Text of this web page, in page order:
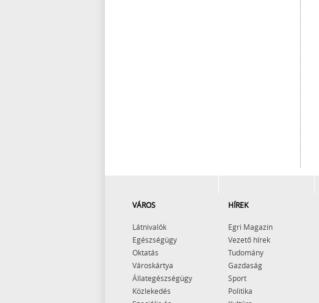
VÁROS
Látnivalók
Egészségügy
Oktatás
Városkártya
Állategészségügy
Közlekedés
HÍREK
Egri Magazin
Vezető hírek
Tudomány
Gazdaság
Sport
Politika